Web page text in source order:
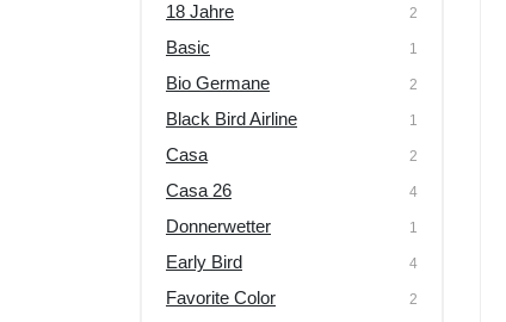
18 Jahre 2
Basic 1
Bio Germane 2
Black Bird Airline 1
Casa 2
Casa 26 4
Donnerwetter 1
Early Bird 4
Favorite Color 2